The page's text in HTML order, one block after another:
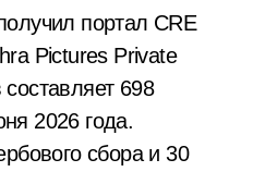
портал CRE
Pictures Private
698
2026 года.
сбора и 30